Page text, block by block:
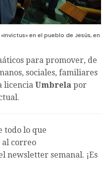
en el pueblo de Jesús, en
para promover, de
sociales, familiares
licencia Umbrela por
todo lo que
al correo
newsletter semanal. ¡Es